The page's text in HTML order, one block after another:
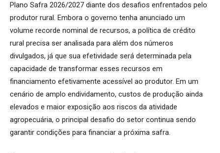
Plano Safra 2026/2027 diante dos desafios enfrentados pelo
produtor rural. Embora o governo tenha anunciado um
volume recorde nominal de recursos, a política de crédito
rural precisa ser analisada para além dos números
divulgados, já que sua efetividade será determinada pela
capacidade de transformar esses recursos em
financiamento efetivamente acessível ao produtor. Em um
cenário de amplo endividamento, custos de produção ainda
elevados e maior exposição aos riscos da atividade
agropecuária, o principal desafio do setor continua sendo
garantir condições para financiar a próxima safra.